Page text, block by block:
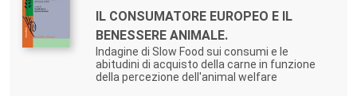
IL CONSUMATORE EUROPEO E IL
BENESSERE ANIMALE.
Indagine di Slow Food sui consumi e le
abitudini di acquisto della carne in funzione
della percezione dell'animal welfare